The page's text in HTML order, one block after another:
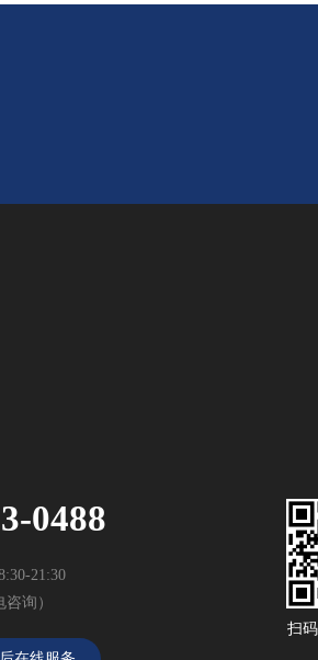
0488
21:30
咨询）
扫